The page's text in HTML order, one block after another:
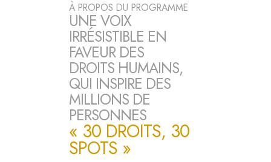
À PROPOS DU PROGRAMME
UNE VOIX
IRRÉSISTIBLE EN
FAVEUR DES
DROITS HUMAINS,
QUI INSPIRE DES
MILLIONS DE
PERSONNES
« 30 DROITS, 30
SPOTS »